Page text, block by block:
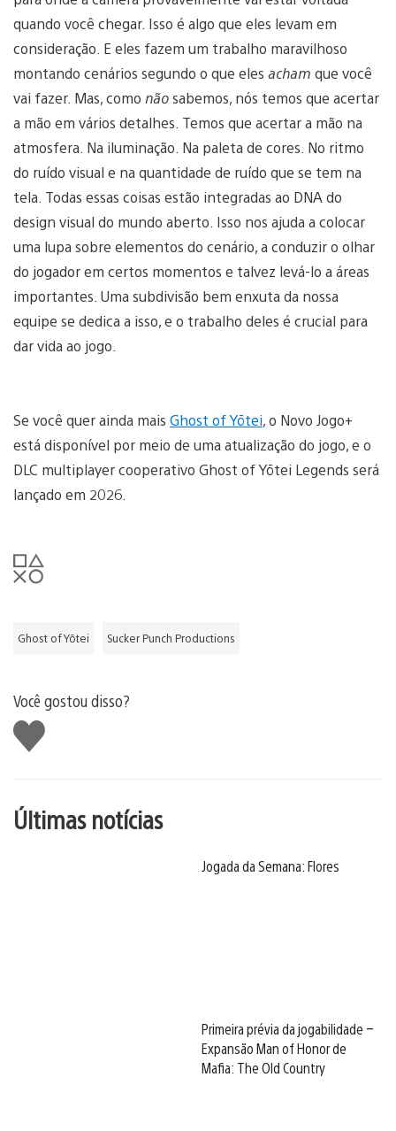
quando você chegar. Isso é algo que eles levam em
consideração. E eles fazem um trabalho maravilhoso
montando cenários segundo o que eles acham que você
vai fazer. Mas, como nãosabemos, nós temos que acertar
a mão em vários detalhes. Temos que acertar a mão na
atmosfera. Na iluminação. Na paleta de cores. No ritmo
do ruído visual e na quantidade de ruído que se tem na
tela. Todas essas coisas estão integradas ao DNA do
design visual do mundo aberto. Isso nos ajuda a colocar
uma lupa sobre elementos do cenário, a conduzir o olhar
do jogador em certos momentos e talvez levá-lo a áreas
importantes. Uma subdivisão bem enxuta da nossa
equipe se dedica a isso, e o trabalho deles é crucial para
dar vida ao jogo.
Se você quer ainda mais Ghost of Yōtei, o Novo Jogo+
está disponível por meio de uma atualização do jogo, e o
DLC multiplayer cooperativo Ghost of Yōtei Legends será
lançado em 2026.
Ghost of Yōtei Sucker Punch Productions
Você gostou disso?
Curtir
Últimas notícias
Jogada da Semana: Flores
Primeira prévia da jogabilidade –
Expansão Man of Honor de
Mafia: The Old Country